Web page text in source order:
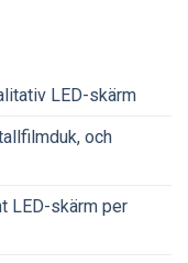
LED-skärm
och
LED-skärm per